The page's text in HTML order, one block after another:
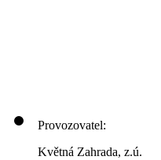
Provozovatel:
Květná Zahrada, z.ú.